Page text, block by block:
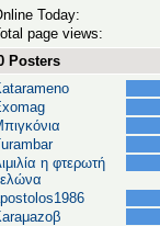
Today:
page views:
Posters
η φτερωτή